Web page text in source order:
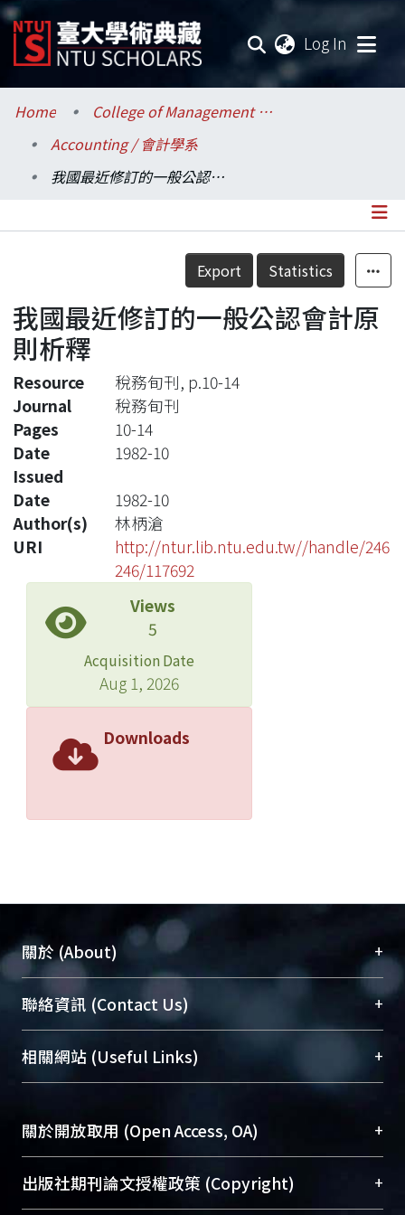
Log In
Communities & Collections
Research Outputs
Statistics
Home
College of Management / 管理學院
Accounting / 會計學系
我國最近修訂的一般公認會計原則析釋
Details
Export Statistics
我國最近修訂的一般公認會計原
則析釋
Resource
稅務旬刊, p.10-14
Journal
稅務旬刊
Pages
10-14
Date
Issued
1982-10
Date
1982-10
Author(s)
林柄滄
URI
http://ntur.lib.ntu.edu.tw//handle/246
246/117692
Views
5
Acquisition Date
Aug 1, 2026
Downloads
關於 (About) +
臺大位居世界頂尖大學之列，為永久珍藏及向國際
展現本校豐碩的研究成果及學術能量，圖書館整合
機構典藏（NTUR）與學術庫（AH）不同功能平
台，成為臺大學術典藏NTU scholars。期能整合研
究能量、促進交流合作、保存學術產出、推廣研究
成果。
To permanently archive and promote researcher
profiles and scholarly works, Library integrates the
services of “NTU Repository” with “Academic
聯絡資訊 (Contact Us) +
總館學科館員(Main Library)
醫學圖書館學科館員(Medical Library)
(Social
Sciences Library)
相關網站 (Useful Links) +
關於開放取用 (Open Access, OA) +
開放取用是從使用者角度提升資訊取用性的社會運
動，應用在學術研究上是透過將研究著作公開供使
出版社期刊論文授權政策 (Copyright) +